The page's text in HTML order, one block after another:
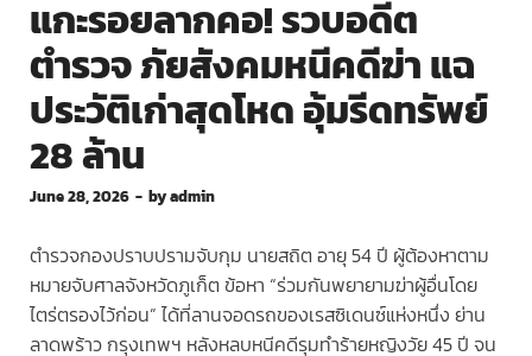
แกะรอยลากคอ! รวบอดีต
ตำรวจ ภัยสังคมหนีคดีฆ่า แฉ
ประวัติเก่าสุดโหด อุ้มรีดทรัพย์
28 ล้าน
June 28, 2026 - byadmin
ตำรวจกองปราบปรามจับกุม นายสถิต อายุ 54 ปี ผู้ต้องหาตาม
หมายจับศาลจังหวัดภูเก็ต ข้อหา “ร่วมกันพยายามฆ่าผู้อื่นโดย
ไตร่ตรองไว้ก่อน” ได้ที่ลานจอดรถของเรสซิเดนซ์แห่งหนึ่ง ย่าน
ลาดพร้าว กรุงเทพฯ หลังหลบหนีคดีรุมทำร้ายหญิงวัย 45 ปี จน